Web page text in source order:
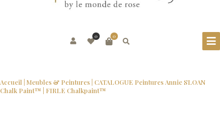
0
0
Accueil Meubles & Peintures CATALOGUE Peintures Annie SLOAN
Chalk Paint™ | FIRLE Chalkpaint™